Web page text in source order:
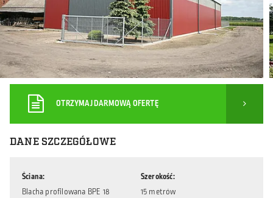
OTRZYMAJ DARMOWĄ OFERTĘ
DANE SZCZEGÓŁOWE
Ściana
Blacha profilowana BPE 18
Szerokość
15 metrów